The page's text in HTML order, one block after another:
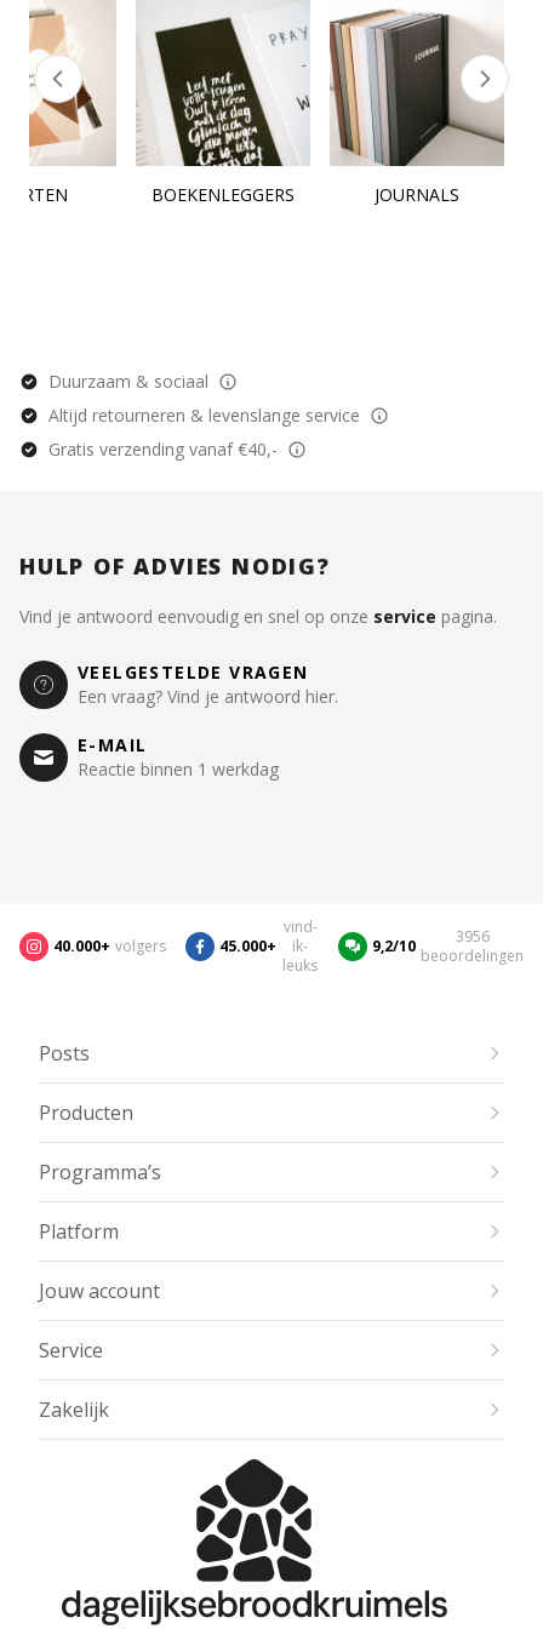
BOEKENLEGGERS JOURNALS
Duurzaam & sociaal
Altijd retourneren & levenslange service
Gratis verzending vanaf €40,-
HULP OF ADVIES NODIG?
Vind je antwoord eenvoudig en snel op onze service pagina.
VEELGESTELDE VRAGEN
Een vraag? Vind je antwoord hier.
E-MAIL
Reactie binnen 1 werkdag
40.000+ volgers 45.000+
vind-
ik-
leuks
9,2/10
3956
beoordelingen
Posts
Producten
Programma’s
Platform
Jouw account
Service
Zakelijk